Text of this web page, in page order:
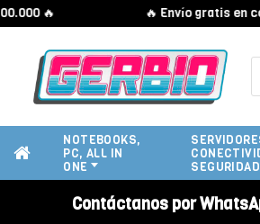
🔥 🔥 Envío gratis en
NOTEBOOKS,
PC, ALL IN
ONE
SEGURIDAD
Contáctanos por